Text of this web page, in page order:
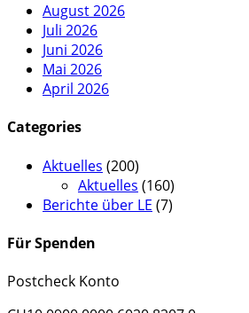
August 2026
Juli 2026
Juni 2026
Mai 2026
April 2026
Categories
Aktuelles (200)
Aktuelles (160)
Berichte über LE (7)
Für Spenden
Postcheck Konto